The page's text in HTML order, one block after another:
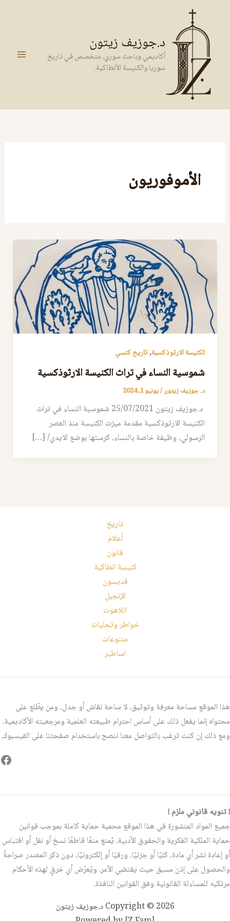
المحتوى
د.جوزيف زيتون
أكاديمي وباحث سوري، متخصص في تاريخ
سوريا والكنيسة الأنطاكية.
الأموفوريون
الكنيسة الارثوذكسية,تاريخ كنسي
شموسية النساء في تراث الكنيسة الارثوذكسية
د. جوزيف زيتون/يونيو 1, 2024
د.جوزيف زيتون 25/07/2021 شموسية النساء في تراث
الكنيسة الارثوذكسية مقدمة ميزت الكنيسة منذ العصر
الرسولي، وظيفة خاصة بالنساء، كرستها بوضع الايدي/ […]
تاريخ
أعلام
قانون
كنيسة انطاكية
قديسون
الإنجيل
اللاهوت
خواطر وتجليات
متنوعات
اساطير
هذا الموقع مساحة معرفة وتوثيق، لا ساحة نقاش أو جدل، ومن يطّلع على
محتواه إنما يفعل ذلك على أساس احترام طبيعته العلمية ومرجعيته الأكاديمية.
ومع ذلك إن كنت ترغب بالتواصل معنا ننصح باستخدام صفحتنا على الفيسبوك.
! تنويه قانوني ملزم !
جميع المواد المنشورة في هذا الموقع محمية حماية كاملة بموجب قوانين
حماية الملكية الفكرية والحقوق الأدبية. يُمنع منعًا قاطعًا نسخ أو نقل أو اقتباس
أو إعادة نشر أي مادة، كليًا أو جزئيًا، ورقيًا أو إلكترونيًا، دون ذكر المصدر صراحةً
والحصول على إذن مسبق حيث يقتضي الأمر. ويُعرّض أي خرقٍ لهذه الأحكام
مرتكبه للمساءلة القانونية وفق القوانين النافذة.
Copyright © 2026 د.جوزيف زيتون